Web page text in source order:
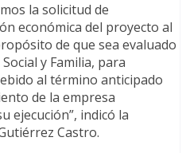
la solicitud de
económica del proyecto al
de que sea evaluado
y Familia, para
al término anticipado
de la empresa
ejecución”, indicó la
Castro.